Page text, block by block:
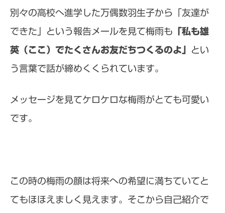
別々の高校へ進学した万偶数羽生子から「友達が
できた」という報告メールを見て梅雨も 「私も雄
英（ここ）でたくさんお友だちつくるのよ」 とい
う言葉で話が締めくくられています。
メッセージを見てケロケロな梅雨がとても可愛い
です。
この時の梅雨の顔は将来への希望に満ちていてと
てもほほえましく見えます。そこから自己紹介で